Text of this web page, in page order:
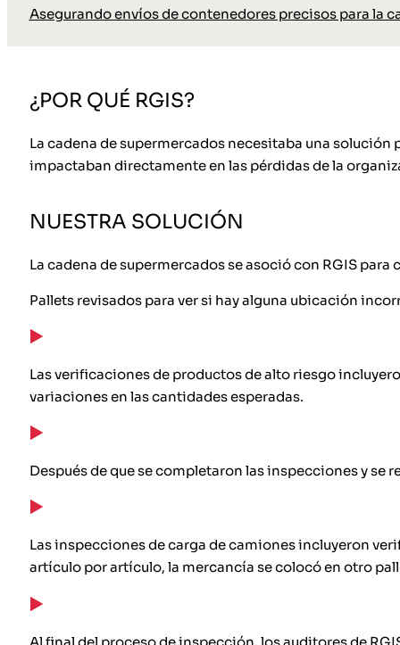
Asegurando envíos de contenedores precisos para la
¿POR QUÉ RGIS?
La cadena de supermercados necesitaba una
impactaban directamente en las pérdidas de la
NUESTRA SOLUCIÓN
La cadena de supermercados se asoció con RGIS
Pallets revisados para ver si hay alguna ubicación
Las verificaciones de productos de alto riesgo
variaciones en las cantidades esperadas.
Después de que se completaron las inspecciones y se
Las inspecciones de carga de camiones incluyeron
artículo por artículo, la mercancía se colocó en otro
Al final del proceso de inspección, los auditores de